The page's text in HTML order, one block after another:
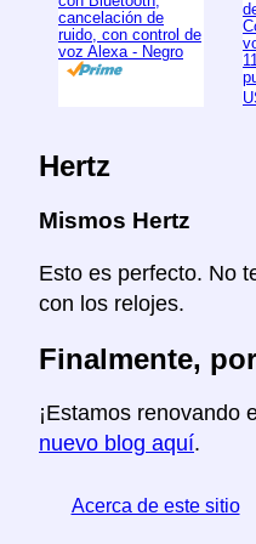
cancelación de
ruido, con control de
voz Alexa - Negro
Hertz
Mismos Hertz
Esto es perfecto. No
con los relojes.
Finalmente,
¡Estamos renovando
nuevo blog aquí.
Acerca de este sitio